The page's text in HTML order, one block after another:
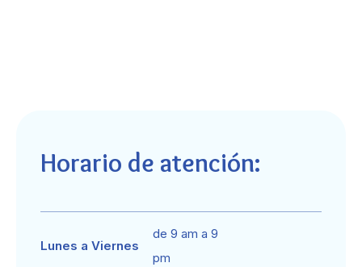
Horario de atención:
Lunes a Viernes
de 9 am a 9
pm